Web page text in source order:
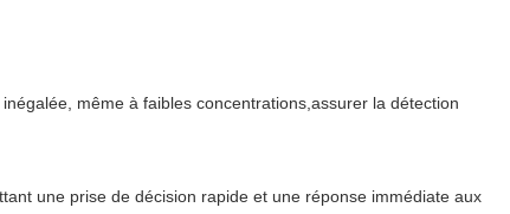
même à faibles concentrations,assurer la détection
une prise de décision rapide et une réponse immédiate aux